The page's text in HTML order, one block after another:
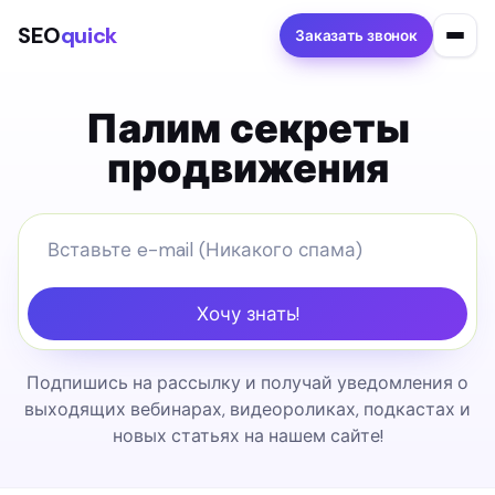
SEOquick Заказать звонок
Палим секреты
продвижения
Хочу знать!
Подпишись на рассылку и получай уведомления о
выходящих вебинарах, видеороликах, подкастах и
новых статьях на нашем сайте!